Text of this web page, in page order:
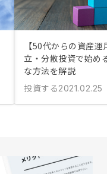
【50代からの資産
立・分散投資で始め
な方法を解説
投資する2021.02.25